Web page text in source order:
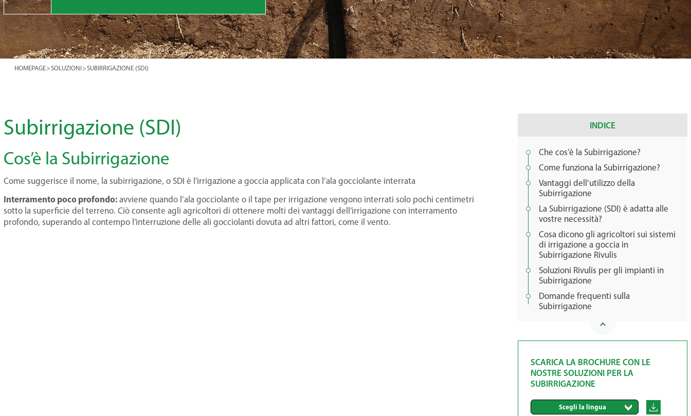
HOMEPAGE>SOLUZIONI >SUBIRRIGAZIONE (SDI)
Subirrigazione (SDI)
Cos’è la Subirrigazione
Come suggerisce il nome, la subirrigazione, o SDI è l’irrigazione a goccia applicata con l’ala gocciolante interrata
Interramento poco profondo: avviene quando l’ala gocciolante o il tape per irrigazione vengono interrati solo pochi centimetri
sotto la superficie del terreno. Ciò consente agli agricoltori di ottenere molti dei vantaggi dell’irrigazione con interramento
profondo, superando al contempo l’interruzione delle ali gocciolanti dovuta ad altri fattori, come il vento.
INDICE
Che cos’è la Subirrigazione?
Come funziona la Subirrigazione?
Vantaggi dell’utilizzo della
Subirrigazione
La Subirrigazione (SDI) è adatta alle
vostre necessità?
Cosa dicono gli agricoltori sui sistemi
di irrigazione a goccia in
Subirrigazione Rivulis
Soluzioni Rivulis per gli impianti in
Subirrigazione
Domande frequenti sulla
Subirrigazione
SCARICA LA BROCHURE CON LE
NOSTRE SOLUZIONI PER LA
SUBIRRIGAZIONE
Scegli la lingua